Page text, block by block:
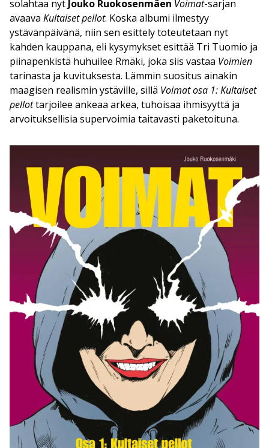
solahtaa nyt Jouko Ruokosenmäen Voimat-sarjan
avaava Kultaiset pellot. Koska albumi ilmestyy
ystävänpäivänä, niin sen esittely toteutetaan nyt
kahden kauppana, eli kysymykset esittää Tri Tuomio ja
piinapenkistä huhuilee Rmäki, joka siis vastaa Voimien
tarinasta ja kuvituksesta. Lämmin suositus ainakin
maagisen realismin ystäville, sillä Voimat osa 1: Kultaiset
pellottarjoilee ankeaa arkea, tuhoisaa ihmisyyttä ja
arvoituksellisia supervoimia taitavasti paketoituna.